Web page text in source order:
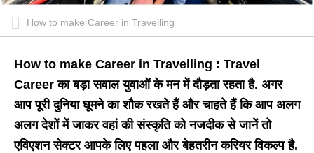
How to make Career in Travelling
How to make Career in Travelling : Travel
Career का बड़ा सवाल युवाओं के मन में दौड़ता रहता है. अगर
आप पूरी दुनिया घूमने का शौक रखते हैं और चाहते हैं कि आप अलग
अलग देशों में जाकर वहां की संस्कृति को नजदीक से जानें तो
एविएशन सेक्टर आपके लिए पहला और बेहतरीन करियर विकल्प है.